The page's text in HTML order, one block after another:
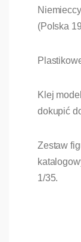
(Polska
Klej
dokupić
Zestaw
1/35.